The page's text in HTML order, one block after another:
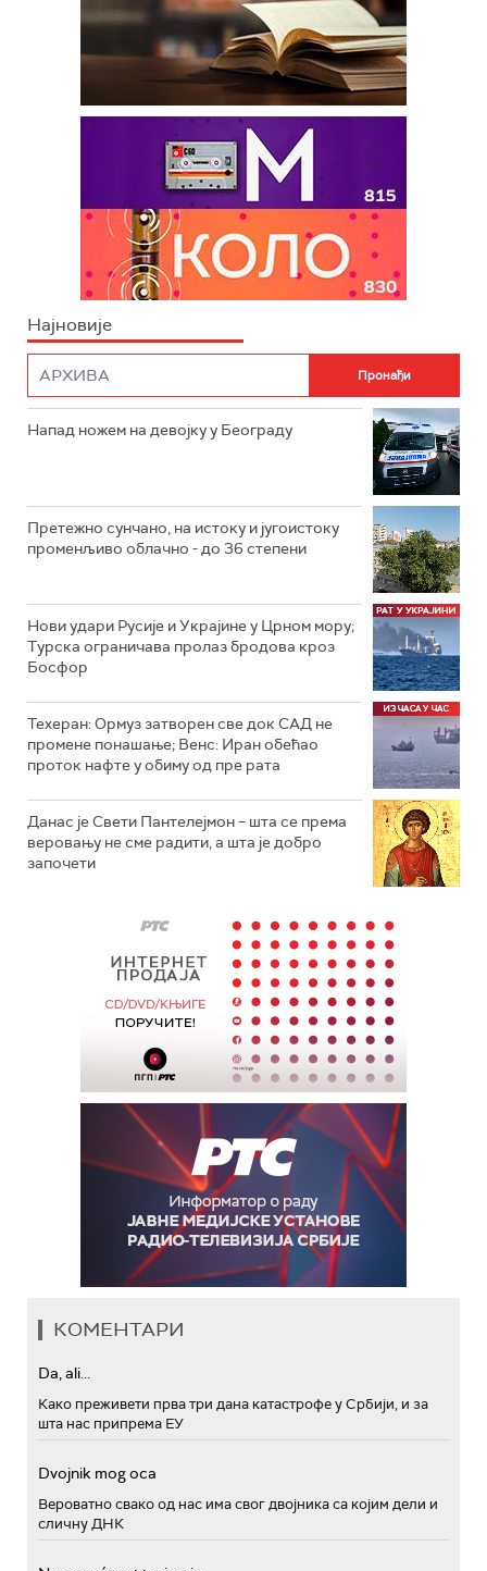
Најновије
Напад ножем на девојку у Београду
Претежно сунчано, на истоку и југоистоку
променљиво облачно - до 36 степени
Нови удари Русије и Украјине у Црном мору;
Турска ограничава пролаз бродова кроз
Босфор
Техеран: Ормуз затворен све док САД не
промене понашање; Венс: Иран обећао
проток нафте у обиму од пре рата
Данас је Свети Пантелејмон – шта се према
веровању не сме радити, а шта је добро
започети
КОМЕНТАРИ
Da, ali...
Како преживети прва три дана катастрофе у Србији, и за
шта нас припрема ЕУ
Dvojnik mog oca
Вероватно свако од нас има свог двојника са којим дели и
сличну ДНК